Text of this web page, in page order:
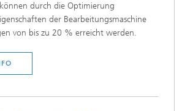
können durch die Optimierung
der Bearbeitungsmaschine
von bis zu 20 % erreicht werden.